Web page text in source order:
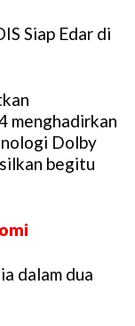
menghadirkan
Dolby
begitu
dalam dua